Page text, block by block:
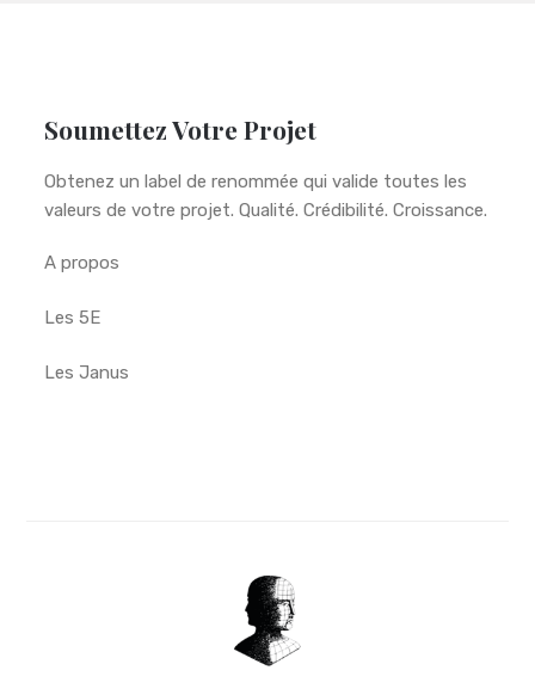
Soumettez Votre Projet
Obtenez un label de renommée qui valide toutes les
valeurs de votre projet. Qualité. Crédibilité. Croissance.
A propos
Les 5E
Les Janus